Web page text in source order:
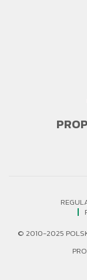
© 2010-2025